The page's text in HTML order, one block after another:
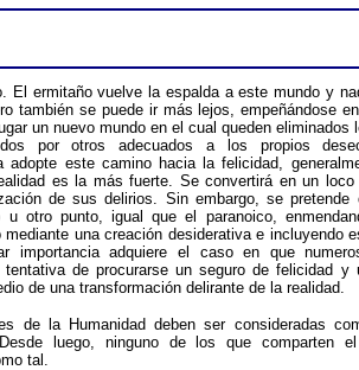
El ermitaño vuelve la espalda a este mundo y
también se puede ir más lejos, empeñándose
un nuevo mundo en el cual queden eliminados
por otros adecuados a los propios
adopte este camino hacia la felicidad,
es la más fuerte. Se convertirá en un loco
de sus delirios. Sin embargo, se pretende
u otro punto, igual que el paranoico,
mediante una creación desiderativa e incluyendo
importancia adquiere el caso en que
de procurarse un seguro de felicidad y
de una transformación delirante de la realidad.
de la Humanidad deben ser consideradas
luego, ninguno de los que comparten
tal.